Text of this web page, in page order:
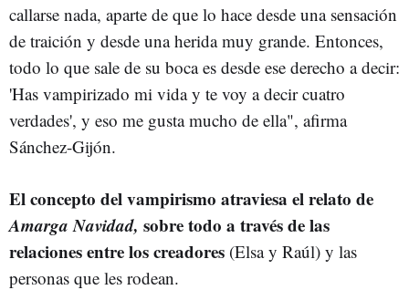
callarse nada, aparte de que lo hace desde una sensación
de traición y desde una herida muy grande. Entonces,
todo lo que sale de su boca es desde ese derecho a decir:
'Has vampirizado mi vida y te voy a decir cuatro
verdades', y eso me gusta mucho de ella", afirma
Sánchez-Gijón.
El concepto del vampirismo atraviesa el relato de
Amarga Navidad, sobre todo a través de las
relaciones entre los creadores (Elsa y Raúl) y las
personas que les rodean.